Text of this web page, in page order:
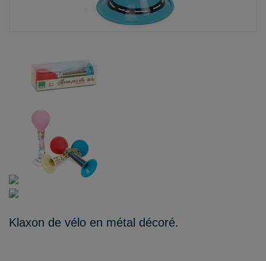
Klaxon de vélo en métal décoré.